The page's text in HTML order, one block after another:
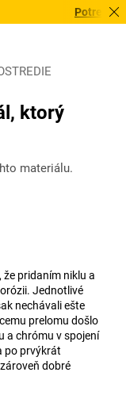
Potrebujete
ktorý
materiálu.
pridaním niklu a
Jednotlivé
nechávali ešte
prelomu došlo
a chrómu v spojení
po prvýkrát
dobré